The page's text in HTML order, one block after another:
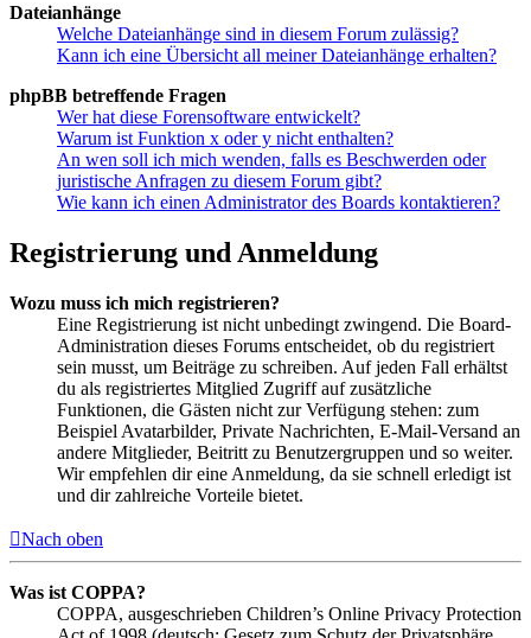
Dateianhänge
Welche Dateianhänge sind in diesem Forum zulässig?
Kann ich eine Übersicht all meiner Dateianhänge erhalten?
phpBB betreffende Fragen
Wer hat diese Forensoftware entwickelt?
Warum ist Funktion x oder y nicht enthalten?
An wen soll ich mich wenden, falls es Beschwerden oder
juristische Anfragen zu diesem Forum gibt?
Wie kann ich einen Administrator des Boards kontaktieren?
Registrierung und Anmeldung
Wozu muss ich mich registrieren?
Eine Registrierung ist nicht unbedingt zwingend. Die Board-
Administration dieses Forums entscheidet, ob du registriert
sein musst, um Beiträge zu schreiben. Auf jeden Fall erhältst
du als registriertes Mitglied Zugriff auf zusätzliche
Funktionen, die Gästen nicht zur Verfügung stehen: zum
Beispiel Avatarbilder, Private Nachrichten, E-Mail-Versand an
andere Mitglieder, Beitritt zu Benutzergruppen und so weiter.
Wir empfehlen dir eine Anmeldung, da sie schnell erledigt ist
und dir zahlreiche Vorteile bietet.
Nach oben
Was ist COPPA?
COPPA, ausgeschrieben Children’s Online Privacy Protection